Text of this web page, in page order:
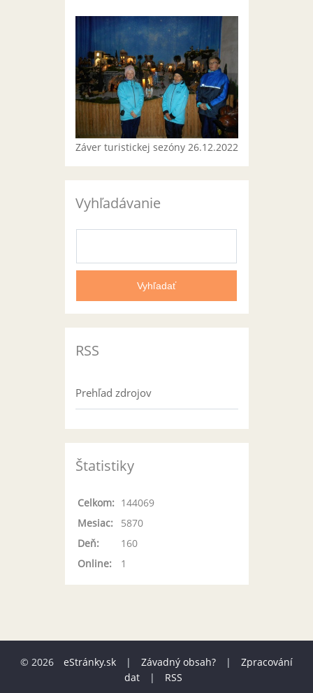
Záver turistickej sezóny 26.12.2022
Vyhľadávanie
RSS
Prehľad zdrojov
Štatistiky
Online: 1
Celkom: 144069
Mesiac:
5870
Deň:
160
© 2026 eStránky.sk | Závadný obsah? |
Zpracování
dat
| RSS